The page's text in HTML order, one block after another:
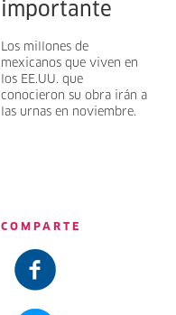
importante
Los millones de
mexicanos que viven en
los EE.UU. que
conocieron su obra irán a
las urnas en noviembre.
COMPARTE